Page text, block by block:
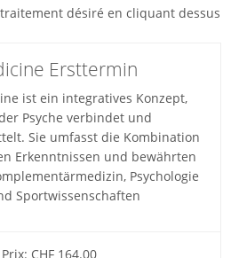
désiré en cliquant dessus
Ersttermin
ist ein integratives Konzept,
Psyche verbindet und
Sie umfasst die Kombination
Erkenntnissen und bewährten
Psychologie
Sportwissenschaften
Prix: CHF 164.00